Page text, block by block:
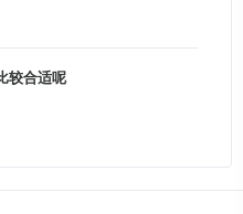
较合适呢